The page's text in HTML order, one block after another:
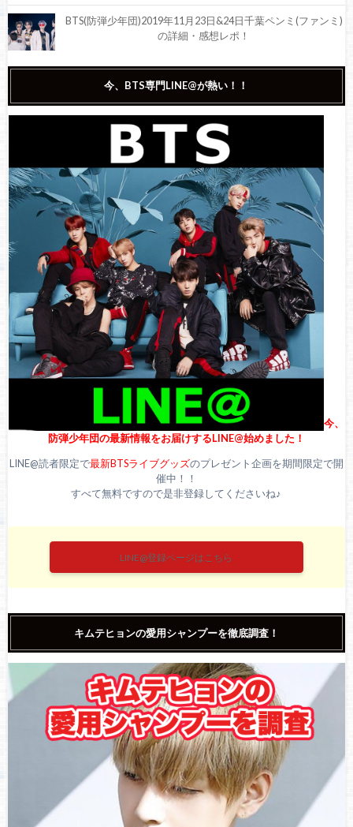
BTS(防弾少年団)2019年11月23日&24日千葉ペンミ(ファンミ)
の詳細・感想レポ！
BTS(防弾少年団)2019年12月14日&15日大阪ペンミ(ファンミ)
の詳細・感想レポ！
BTS(防弾少年団)、BTS JAPAN OFFICIAL FANMEETING VOL.5 [
MAGIC SHOP ] を開催！大阪最終公演のディレイビューイン
グの開催も発表！
BTS(防弾少年団)とマルキューがコラボ！『BTS SHIBUYA109
XMAS』が全国で開催決定！ポップアップストア『HOUSE OF
BTS』もオープン！
BTS(防弾少年団)新作スマホゲーム『BTS WORLD』リリース
決定！リリース日、ゲーム内容など詳細【徹底調査】
今、BTS専門LINE@が熱い！！
今、
防弾少年団の最新情報をお届けするLINE@始めました！
LINE@読者限定で最新BTSライブグッズのプレゼント企画を期間限定で開
催中！！
すべて無料ですので是非登録してくださいね♪
LINE@登録ページはこちら
キムテヒョンの愛用シャンプーを徹底調査！